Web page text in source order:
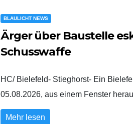
BLAULICHT NEWS
Ärger über Baustelle
Schusswaffe
HC/ Bielefeld- Stieghorst- Ein
05.08.2026, aus einem Fenster
Mehr lesen